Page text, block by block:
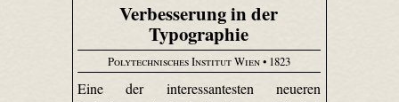
Verbesserung in der
Typographie
Polytechnisches Institut Wien• 1823
Eine der interessantesten neueren